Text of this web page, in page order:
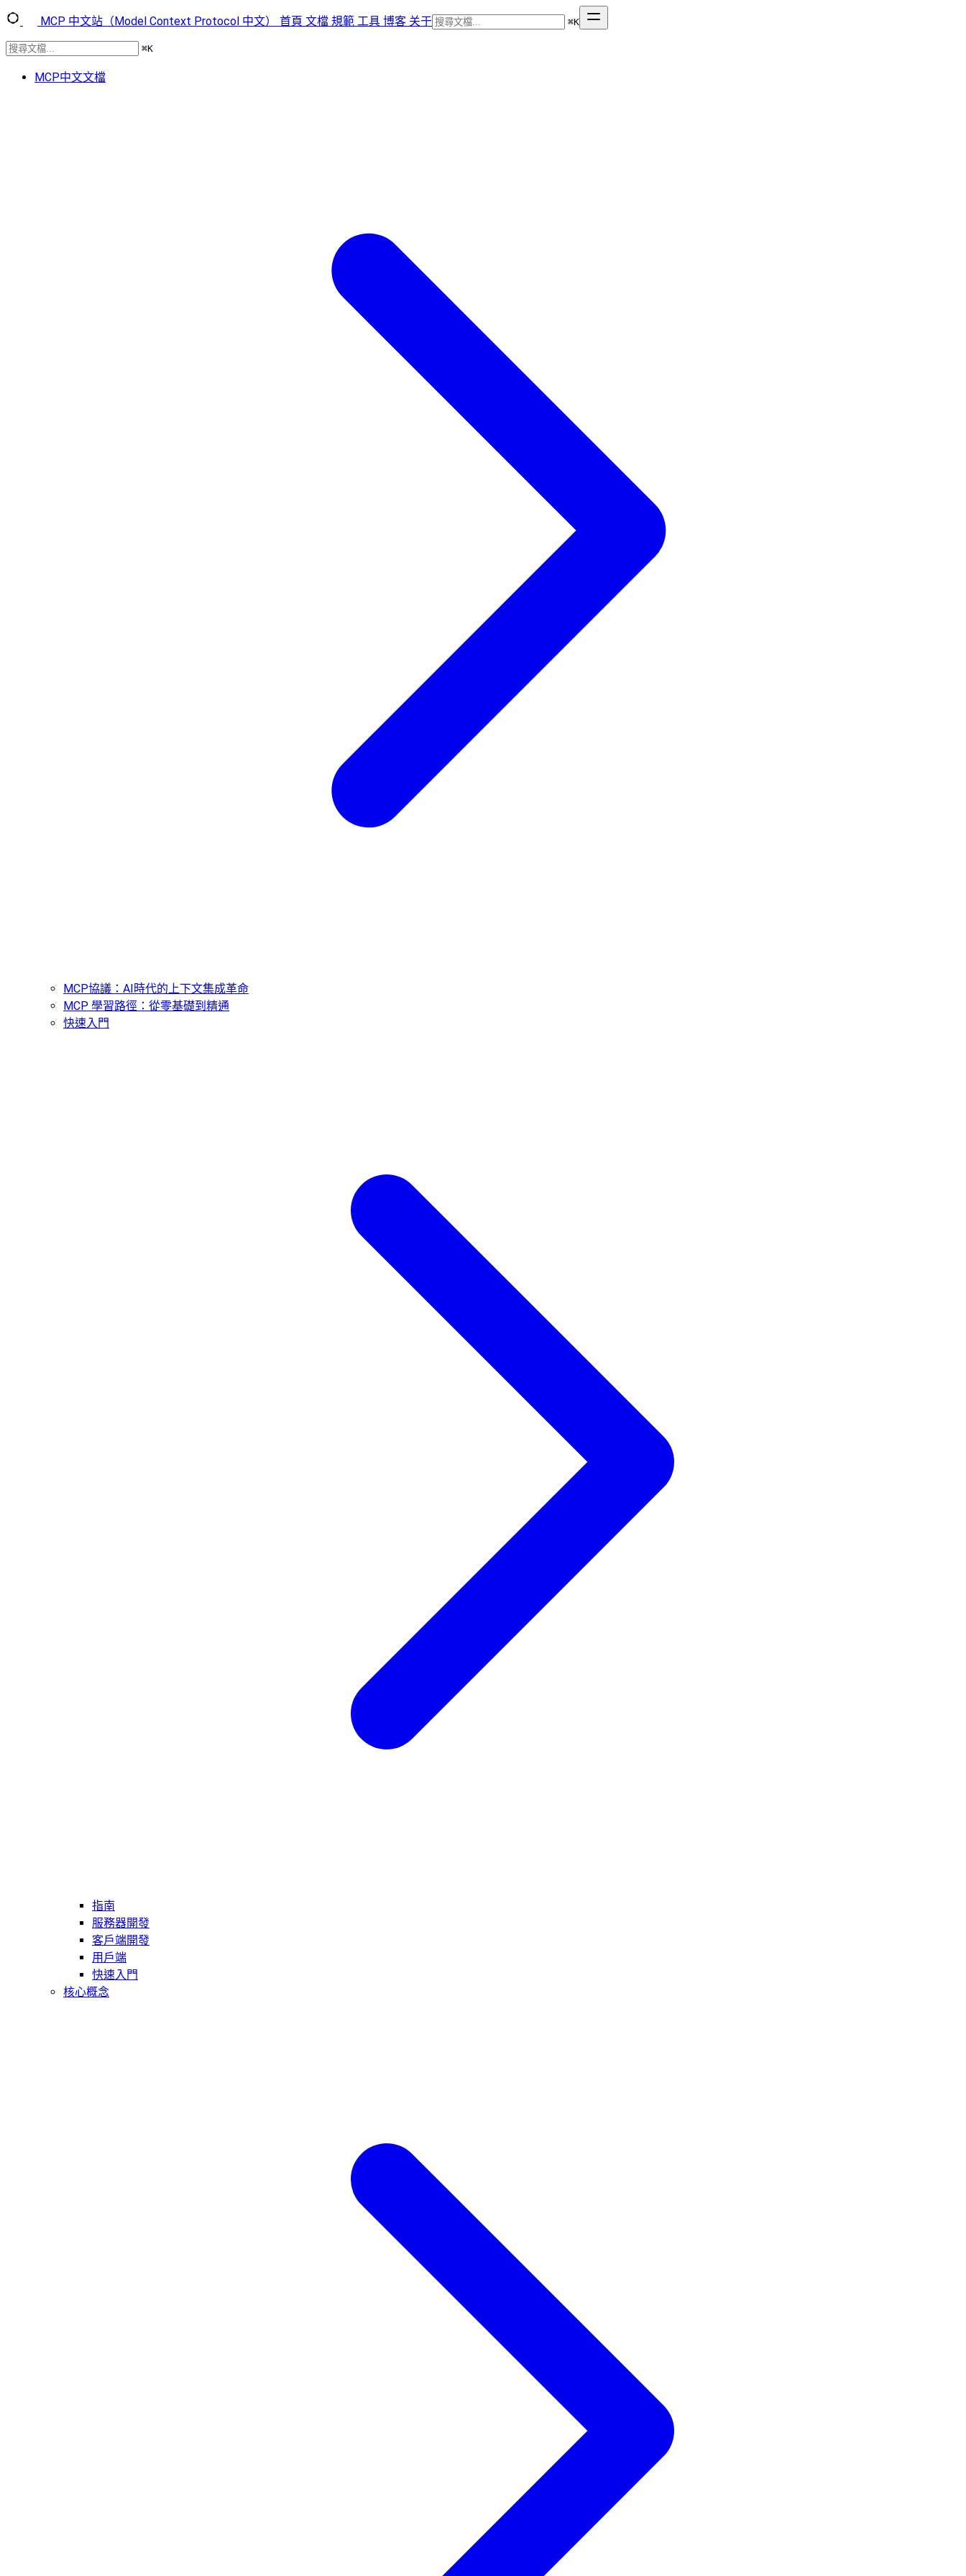
MCP 中文站（Model Context Protocol 中文） 首頁 文檔 規範 工具 博客 关于 ⌘K
⌘K
MCP中文文檔
MCP協議：AI時代的上下文集成革命
MCP 學習路徑：從零基礎到精通
快速入門
指南
服務器開發
客戶端開發
用戶端
快速入門
核心概念